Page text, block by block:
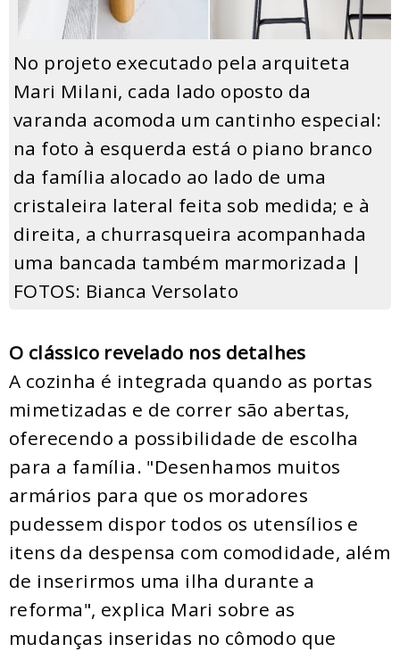
No projeto executado pela arquiteta
Mari Milani, cada lado oposto da
varanda acomoda um cantinho especial:
na foto à esquerda está o piano branco
da família alocado ao lado de uma
cristaleira lateral feita sob medida; e à
direita, a churrasqueira acompanhada
uma bancada também marmorizada |
FOTOS: Bianca Versolato
O clássico revelado nos detalhes
A cozinha é integrada quando as portas
mimetizadas e de correr são abertas,
oferecendo a possibilidade de escolha
para a família. "Desenhamos muitos
armários para que os moradores
pudessem dispor todos os utensílios e
itens da despensa com comodidade, além
de inserirmos uma ilha durante a
reforma", explica Mari sobre as
mudanças inseridas no cômodo que